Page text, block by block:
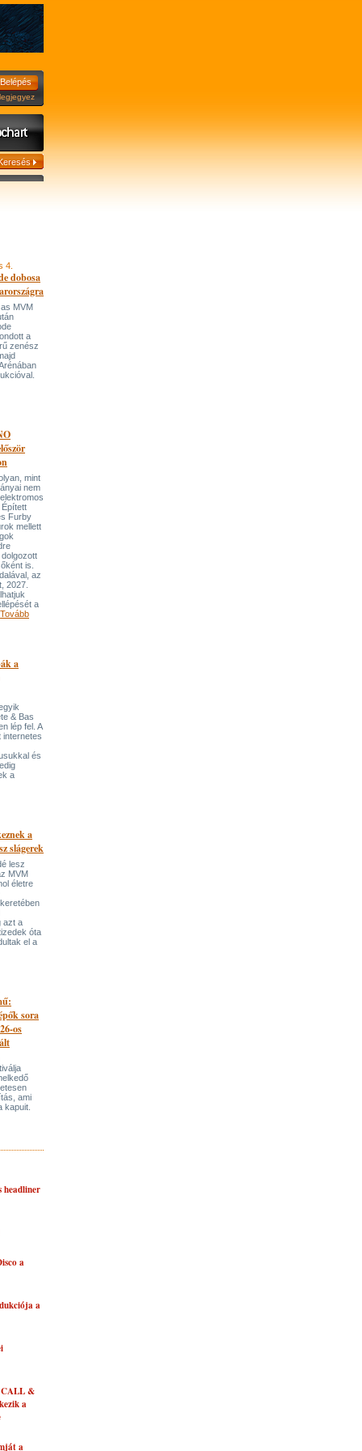
4.
dobosa
MVM
a
zenész
mint
nem
Furby
mellett
is.
az
2027.
a
Tovább
a
& Bas
lép fel. A
internetes
és
a
a
slágerek
lesz
MVM
életre
azt a
óta
el a
sora
os
ami
kapuit.
headliner
a
a
CALL &
a
a